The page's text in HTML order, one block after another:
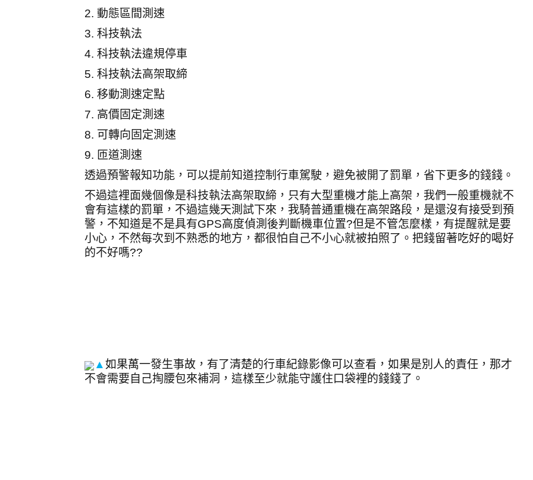
2. 動態區間測速
3. 科技執法
4. 科技執法違規停車
5. 科技執法高架取締
6. 移動測速定點
7. 高價固定測速
8. 可轉向固定測速
9. 匝道測速
透過預警報知功能，可以提前知道控制行車駕駛，避免被開了罰單，省下更多的錢錢。
不過這裡面幾個像是科技執法高架取締，只有大型重機才能上高架，我們一般重機就不
會有這樣的罰單，不過這幾天測試下來，我騎普通重機在高架路段，是還沒有接受到預
警，不知道是不是具有GPS高度偵測後判斷機車位置?但是不管怎麼樣，有提醒就是要
小心，不然每次到不熟悉的地方，都很怕自己不小心就被拍照了。把錢留著吃好的喝好
的不好嗎??
▲如果萬一發生事故，有了清楚的行車紀錄影像可以查看，如果是別人的責任，那才
不會需要自己掏腰包來補洞，這樣至少就能守護住口袋裡的錢錢了。